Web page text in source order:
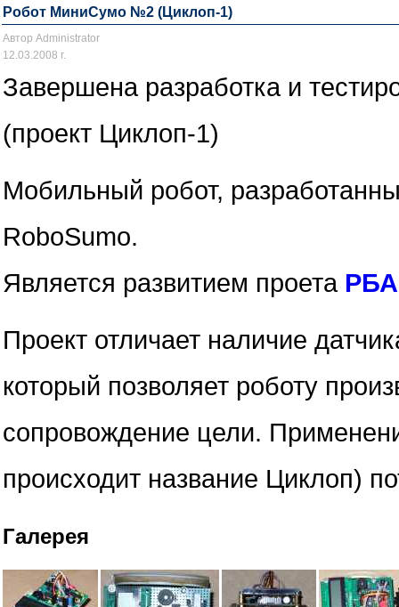
Робот МиниСумо №2 (Циклоп-1)
Автор Administrator
12.03.2008 г.
Завершена разработка и
(проект Циклоп-1)
Мобильный робот,
RoboSumo.
Является развитием проета
Проект отличает наличие
который позволяет роботу
сопровождение цели.
происходит название Циклоп)
Галерея